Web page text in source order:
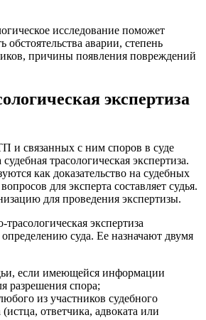
исследование поможет
обстоятельства аварии, степень
причины появления повреждений
экспертиза
и связанных с ним споров в суде
трасологическая экспертиза.
как доказательство на судебных
для эксперта составляет судья.
для проведения экспертизы.
экспертиза
суда. Ее назначают двумя
если имеющейся информации
разрешения спора;
из участников судебного
(истца, ответчика, адвоката или